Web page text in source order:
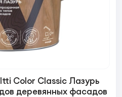
Color Classic Лазурь
деревянных фасадов